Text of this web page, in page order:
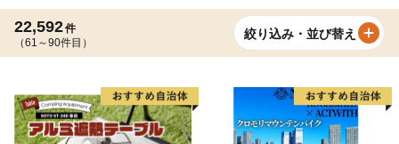
22,592件
（61～90件目）
絞り込み・並び替え